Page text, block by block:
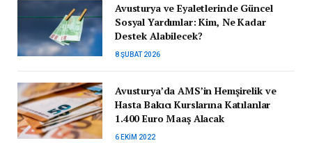
Avusturya ve Eyaletlerinde Güncel
Sosyal Yardımlar: Kim, Ne Kadar
Destek Alabilecek?
8 ŞUBAT 2026
Avusturya’da AMS’in Hemşirelik ve
Hasta Bakıcı Kurslarına Katılanlar
1.400 Euro Maaş Alacak
6 EKIM 2022